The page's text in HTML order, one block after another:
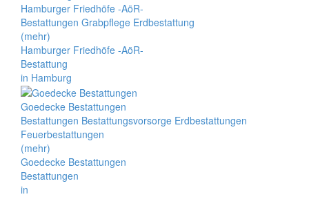
Hamburger Friedhöfe -AöR-
Bestattungen Grabpflege Erdbestattung
(mehr)
Hamburger Friedhöfe -AöR-
Bestattung
in Hamburg
Goedecke Bestattungen
Bestattungen Bestattungsvorsorge Erdbestattungen
Feuerbestattungen
(mehr)
Goedecke Bestattungen
Bestattungen
in